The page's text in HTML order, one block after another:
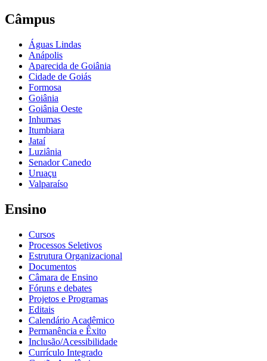
Câmpus
Águas Lindas
Anápolis
Aparecida de Goiânia
Cidade de Goiás
Formosa
Goiânia
Goiânia Oeste
Inhumas
Itumbiara
Jataí
Luziânia
Senador Canedo
Uruaçu
Valparaíso
Ensino
Cursos
Processos Seletivos
Estrutura Organizacional
Documentos
Câmara de Ensino
Fóruns e debates
Projetos e Programas
Editais
Calendário Acadêmico
Permanência e Êxito
Inclusão/Acessibilidade
Currículo Integrado